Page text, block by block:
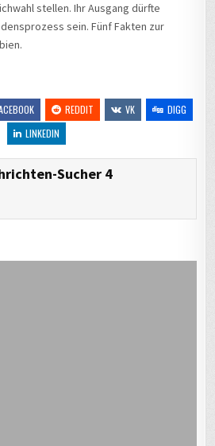
stellen. Ihr Ausgang dürfte
sein. Fünf Fakten zur
REDDIT VK
DIGG
LINKEDIN
Sucher 4